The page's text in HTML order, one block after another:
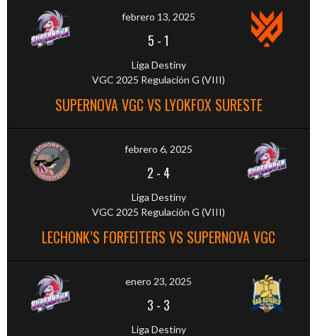
febrero 13, 2025
5 -1
Liga Destiny
VGC 2025 Regulación G (VIII)
SUPERNOVA VGC VS LYOKFOX SURESTE
febrero 6, 2025
2 - 4
Liga Destiny
VGC 2025 Regulación G (VIII)
LECHONK’S FORFEITERS VS SUPERNOVA VGC
enero 23, 2025
3 - 3
Liga Destiny